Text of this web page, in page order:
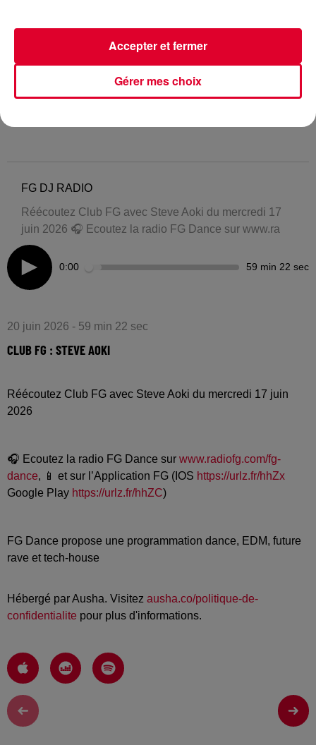
FG DJ RADIO
Réécoutez Club FG avec Steve Aoki du mercredi 17
juin 2026 🎧 Ecoutez la radio FG Dance sur www.ra
0:00 59 min 22 sec
20 juin 2026 - 59 min 22 sec
CLUB FG : STEVE AOKI
Réécoutez Club FG avec Steve Aoki du mercredi 17 juin
2026
🎧 Ecoutez la radio FG Dance sur www.radiofg.com/fg-
dance, 📱 et sur l’Application FG (IOS https://urlz.fr/hhZx
Google Play https://urlz.fr/hhZC)
FG Dance propose une programmation dance, EDM, future
rave et tech-house
Hébergé par Ausha. Visitez ausha.co/politique-de-
confidentialite pour plus d'informations.
Gérer mes choix
Accepter et fermer